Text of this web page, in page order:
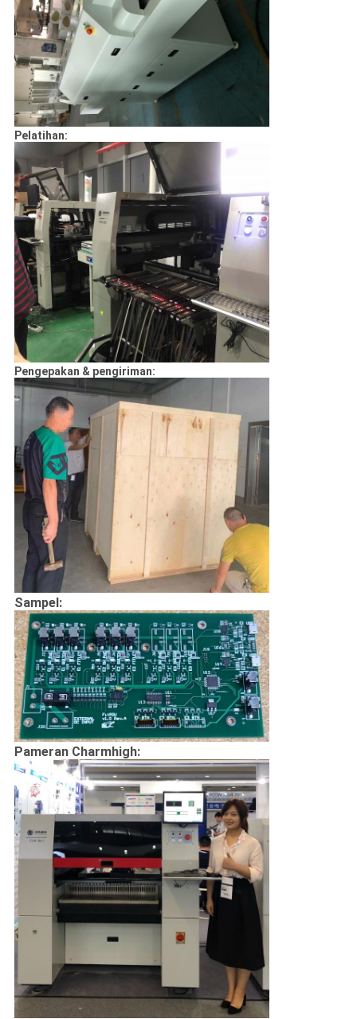
Pelatihan:
Pengepakan & pengiriman:
Sampel:
Pameran Charmhigh: